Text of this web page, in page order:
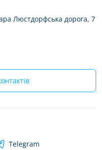
Люстдорфська дорога, 7
Telegram